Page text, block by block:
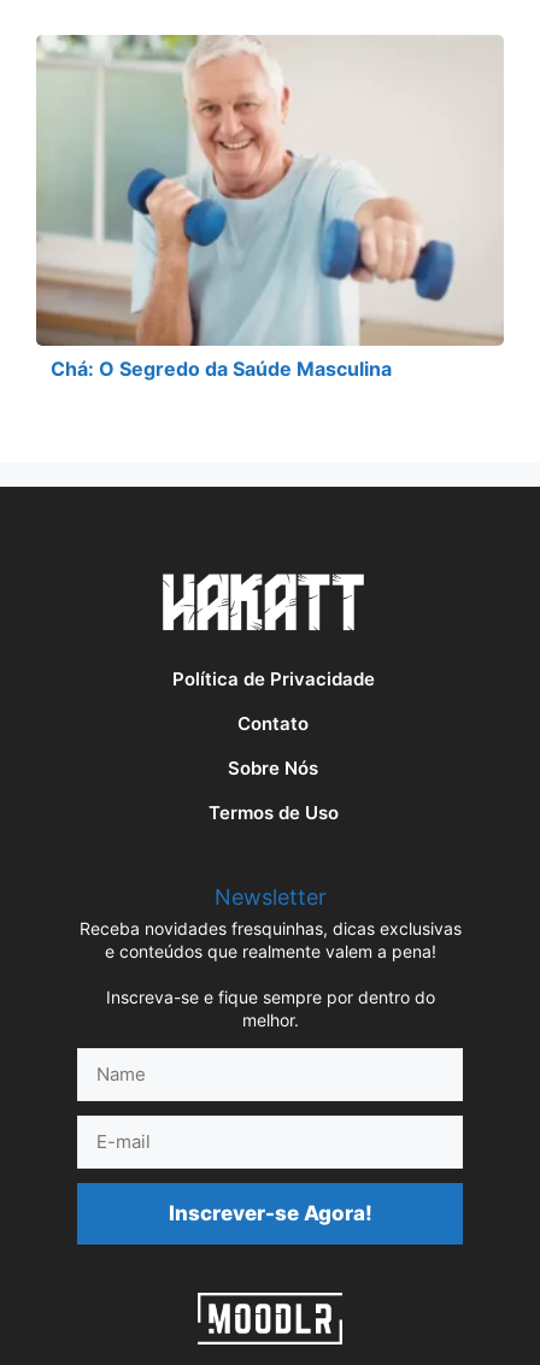
Chá: O Segredo da Saúde Masculina
Política de Privacidade
Contato
Sobre Nós
Termos de Uso
Newsletter
Receba novidades fresquinhas, dicas exclusivas
e conteúdos que realmente valem a pena!
Inscreva-se e fique sempre por dentro do
melhor.
mail
Inscrever-se Agora!